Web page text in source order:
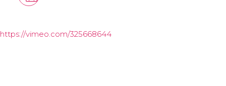
https://vimeo.com/325668644